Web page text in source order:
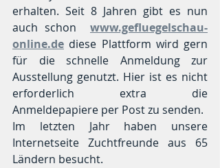
erhalten. Seit 8 Jahren gibt es nun
auch schon www.gefluegelschau-
online.de diese Plattform wird gern
für die schnelle Anmeldung zur
Ausstellung genutzt. Hier ist es nicht
erforderlich extra die
Anmeldepapiere per Post zu senden.
Im letzten Jahr haben unsere
Internetseite Zuchtfreunde aus 65
Ländern besucht.